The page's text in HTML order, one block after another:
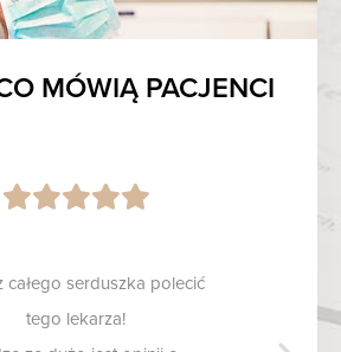
MÓWIĄ PACJENCI
całego serduszka polecić
tego lekarza!